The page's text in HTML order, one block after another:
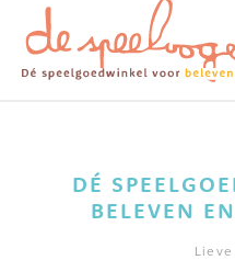
DÉ
BELEVEN